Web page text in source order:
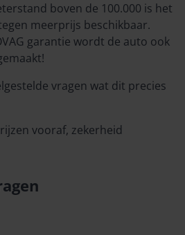
boven de 100.000 is het
meerprijs beschikbaar.
garantie wordt de auto ook
vragen wat dit precies
vooraf, zekerheid